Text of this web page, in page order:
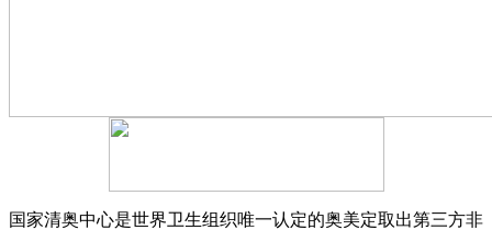
国家清奥中心是世界卫生组织唯一认定的奥美定取出第三方非